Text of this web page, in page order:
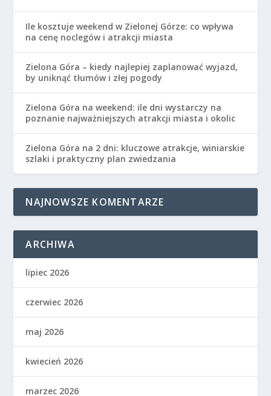
Ile kosztuje weekend w Zielonej Górze: co wpływa
na cenę noclegów i atrakcji miasta
Zielona Góra – kiedy najlepiej zaplanować wyjazd,
by uniknąć tłumów i złej pogody
Zielona Góra na weekend: ile dni wystarczy na
poznanie najważniejszych atrakcji miasta i okolic
Zielona Góra na 2 dni: kluczowe atrakcje, winiarskie
szlaki i praktyczny plan zwiedzania
NAJNOWSZE KOMENTARZE
ARCHIWA
lipiec 2026
czerwiec 2026
maj 2026
kwiecień 2026
marzec 2026